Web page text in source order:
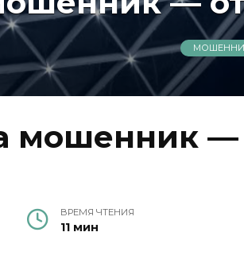
мошенник —
ВРЕМЯ ЧТЕНИЯ
11 мин